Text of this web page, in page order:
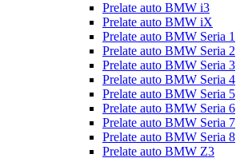
Prelate auto BMW i3
Prelate auto BMW iX
Prelate auto BMW Seria 1
Prelate auto BMW Seria 2
Prelate auto BMW Seria 3
Prelate auto BMW Seria 4
Prelate auto BMW Seria 5
Prelate auto BMW Seria 6
Prelate auto BMW Seria 7
Prelate auto BMW Seria 8
Prelate auto BMW Z3